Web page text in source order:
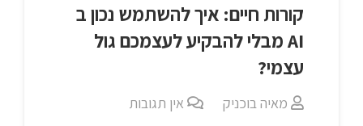
קורות חיים: איך להשתמש נכון ב
AI מבלי להבקיע לעצמכם גול
עצמי?
מאיה בוכניק אין תגובות